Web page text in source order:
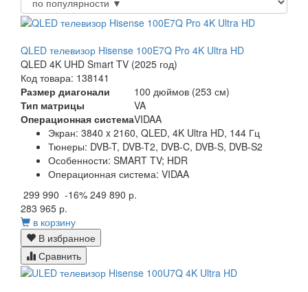
QLED телевизор Hisense 100E7Q Pro 4K Ultra HD
QLED 4K UHD Smart TV (2025 год)
Код товара: 138141
Размер диагонали
100 дюймов (253 см)
Тип матрицы
VA
Операционная системаVIDAA
Экран: 3840 x 2160, QLED, 4K Ultra HD, 144 Гц
Тюнеры: DVB-T, DVB-T2, DVB-C, DVB-S, DVB-S2
Особенности: SMART TV; HDR
Операционная система: VIDAA
299 990 -16% 249 890 р.
283 965 р.
в корзину
В избранное
Сравнить